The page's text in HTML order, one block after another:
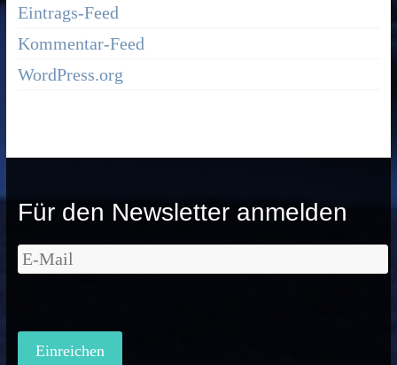
Eintrags-Feed
Kommentar-Feed
WordPress.org
Für den Newsletter anmelden